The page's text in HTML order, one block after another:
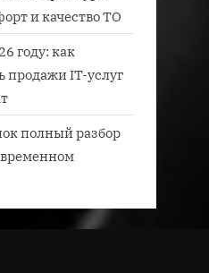
и качество ТО
году: как
продажи IT-услуг
полный разбор